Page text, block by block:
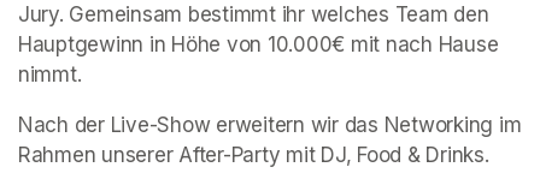
Jury. Gemeinsam bestimmt ihr welches Team den
Hauptgewinn in Höhe von 10.000€ mit nach Hause
nimmt.
Nach der Live-Show erweitern wir das Networking im
Rahmen unserer After-Party mit DJ, Food & Drinks.